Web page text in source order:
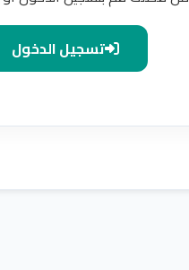
تسجيل الدخول